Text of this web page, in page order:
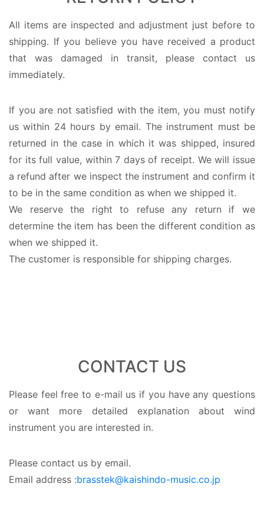
All items are inspected and adjustment just before to
shipping. If you believe you have received a product
that was damaged in transit, please contact us
immediately.
If you are not satisfied with the item, you must notify
us within 24 hours by email. The instrument must be
returned in the case in which it was shipped, insured
for its full value, within 7 days of receipt. We will issue
a refund after we inspect the instrument and confirm it
to be in the same condition as when we shipped it.
We reserve the right to refuse any return if we
determine the item has been the different condition as
when we shipped it.
The customer is responsible for shipping charges.
CONTACT US
Please feel free to e-mail us if you have any questions
or want more detailed explanation about wind
instrument you are interested in.
Please contact us by email.
Email address :brasstek@kaishindo-music.co.jp